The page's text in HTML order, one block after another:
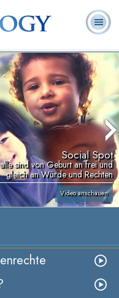
Häufig gestellte
Fragen
Bücher
Social Spot
sind von Geburt an frei und
gleich an Würde und Rechten
Video anschauen